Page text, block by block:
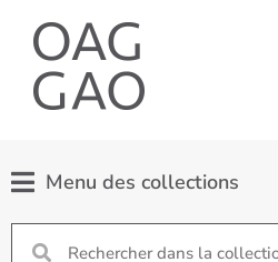
Menu des collections